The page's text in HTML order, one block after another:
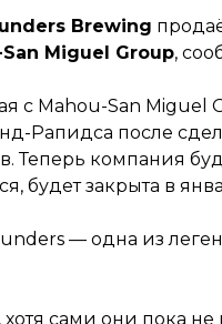
Brewing
Miguel Group,
с Mahou-San Miguel
Рапидса после
Теперь компания
будет закрыта в
— одна из
хотя сами они пока